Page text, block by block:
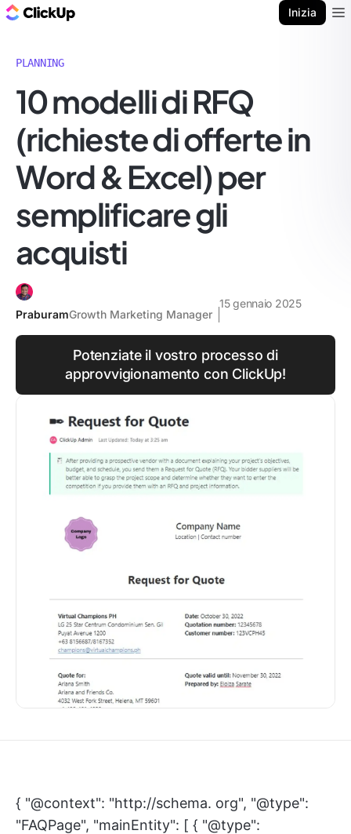
Inizia
PLANNING
10 modelli di RFQ
(richieste di offerte in
Word & Excel) per
semplificare gli
acquisti
PraburamGrowth Marketing Manager
15 gennaio 2025
Potenziate il vostro processo di
approvvigionamento con ClickUp!
{ "@context": "http://schema. org", "@type":
"FAQPage", "mainEntity": [ { "@type":